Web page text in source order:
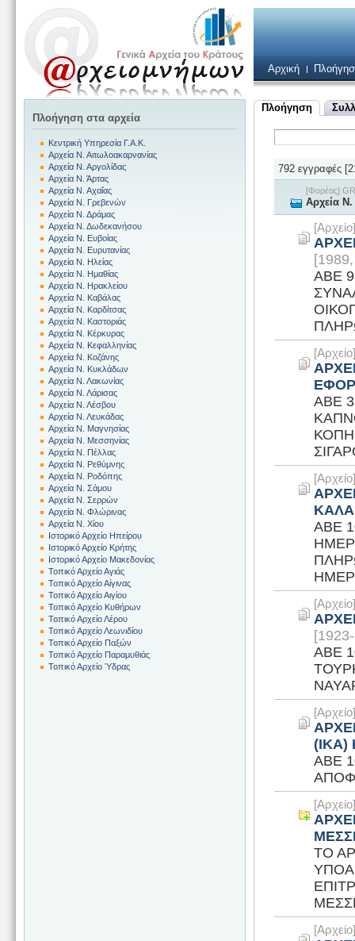
Αρχική
Πλοήγηση
792 εγγραφές
[Φορέας]
Αρχεία
ΑΒΕ
ΑΒΕ
ΑΒΕ
ΑΒΕ
ΑΒΕ
ΤΟ
Πλοήγηση στα αρχεία
Κεντρική Υπηρεσία Γ.Α.Κ.
Αρχεία Ν. Αιτωλοακαρνανίας
Αρχεία Ν. Αργολίδας
Αρχεία Ν. Άρτας
Αρχεία Ν. Αχαΐας
Αρχεία Ν. Γρεβενών
Αρχεία Ν. Δράμας
Αρχεία Ν. Δωδεκανήσου
Αρχεία Ν. Ευβοίας
Αρχεία Ν. Ευρυτανίας
Αρχεία Ν. Ηλείας
Αρχεία Ν. Ημαθίας
Αρχεία Ν. Ηρακλείου
Αρχεία Ν. Καβάλας
Αρχεία Ν. Καρδίτσας
Αρχεία Ν. Καστοριάς
Αρχεία Ν. Κέρκυρας
Αρχεία Ν. Κεφαλληνίας
Αρχεία Ν. Κοζάνης
Αρχεία Ν. Κυκλάδων
Αρχεία Ν. Λακωνίας
Αρχεία Ν. Λάρισας
Αρχεία Ν. Λέσβου
Αρχεία Ν. Λευκάδας
Αρχεία Ν. Μαγνησίας
Αρχεία Ν. Μεσσηνίας
Αρχεία Ν. Πέλλας
Αρχεία Ν. Ρεθύμνης
Αρχεία Ν. Ροδόπης
Αρχεία Ν. Σάμου
Αρχεία Ν. Σερρών
Αρχεία Ν. Φλώρινας
Αρχεία Ν. Χίου
Ιστορικό Αρχείο Ηπείρου
Ιστορικό Αρχείο Κρήτης
Ιστορικό Αρχείο Μακεδονίας
Τοπικό Αρχείο Αγιάς
Τοπικό Αρχείο Αίγινας
Τοπικό Αρχείο Αιγίου
Τοπικό Αρχείο Κυθήρων
Τοπικό Αρχείο Λέρου
Τοπικό Αρχείο Λεωνιδίου
Τοπικό Αρχείο Παξών
Τοπικό Αρχείο Παραμυθιάς
Τοπικό Αρχείο Ύδρας